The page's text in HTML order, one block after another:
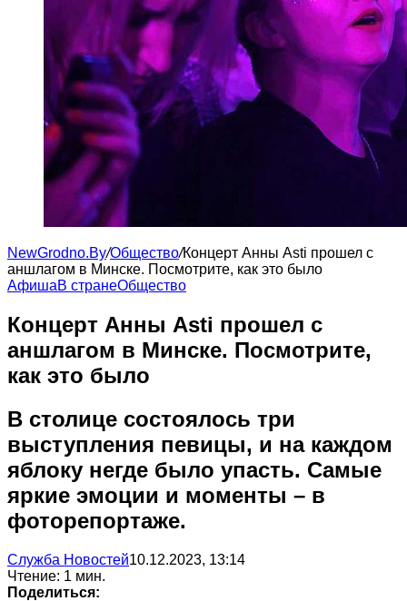
NewGrodno.By/Общество/Концерт Анны Asti прошел с
аншлагом в Минске. Посмотрите, как это было
АфишаВ странеОбщество
Концерт Анны Asti прошел с
аншлагом в Минске. Посмотрите,
как это было
В столице состоялось три
выступления певицы, и на каждом
яблоку негде было упасть. Самые
яркие эмоции и моменты – в
фоторепортаже.
Служба Новостей10.12.2023, 13:14
Чтение: 1 мин.
Поделиться: